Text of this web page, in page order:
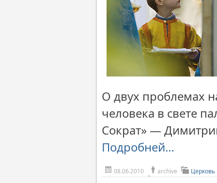
О двух проблемах
человека в свете
Сократ» —
Подробней…
08.06.2010 archive